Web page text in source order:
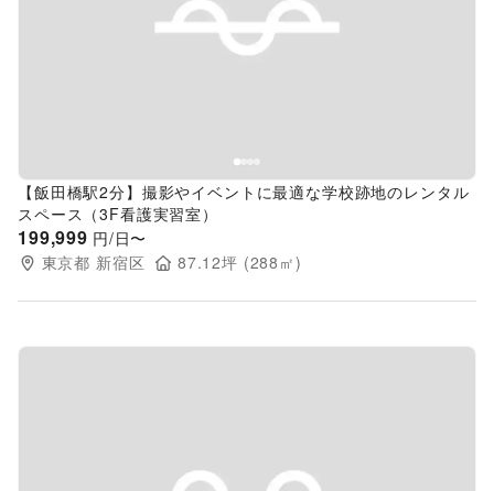
Previous slide
【飯田橋駅2分】撮影やイベントに最適な学校跡地のレンタル
スペース（3F看護実習室）
199,999 円/日〜
東京都 新宿区 87.12坪 (288 ㎡)